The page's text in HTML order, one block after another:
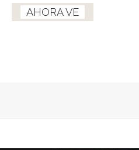
AHORA VE